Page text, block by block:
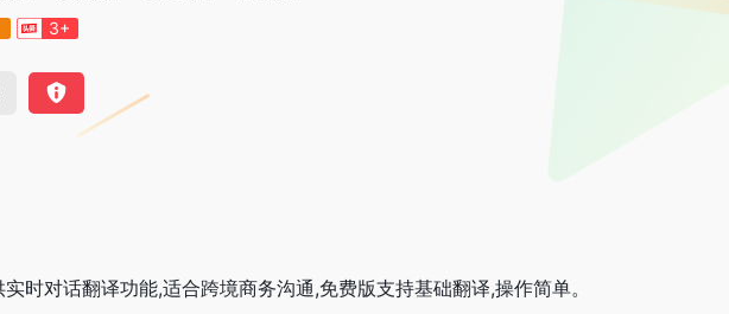
3+
时对话翻译功能,适合跨境商务沟通,免费版支持基础翻译,操作简单。